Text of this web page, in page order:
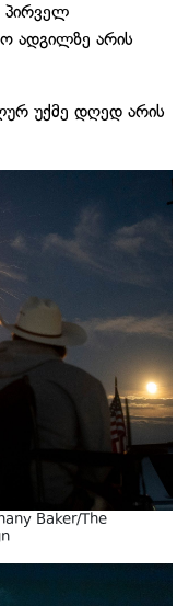
პირველ
ადგილზე არის
უქმე დღედ არის
Baker/The